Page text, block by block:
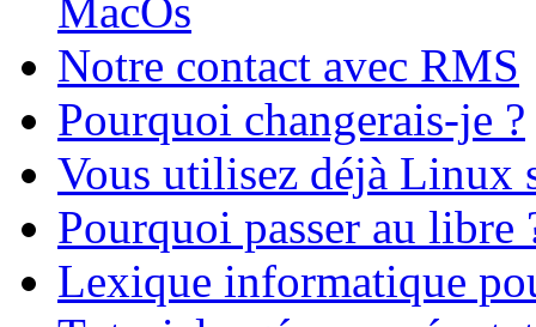
MacOs
Notre contact avec RMS
Pourquoi changerais-je ?
Vous utilisez déjà Linux
Pourquoi passer au libre
Lexique informatique